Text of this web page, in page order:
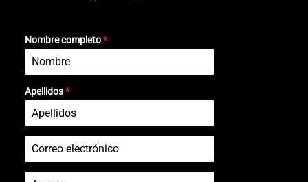
Nombre completo*
Apellidos*